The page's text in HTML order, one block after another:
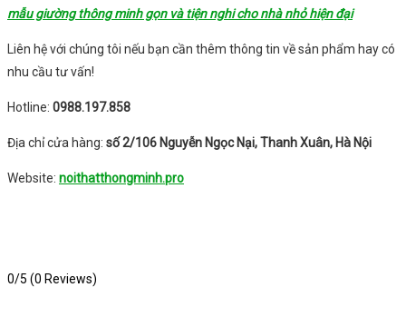
mẫu giường thông minh gọn và tiện nghi cho nhà nhỏ hiện đại
Liên hệ với chúng tôi nếu bạn cần thêm thông tin về sản phẩm hay có
nhu cầu tư vấn!
Hotline: 0988.197.858
Địa chỉ cửa hàng: số 2/106 Nguyễn Ngọc Nại, Thanh Xuân, Hà Nội
Website: noithatthongminh.pro
0/5 (0 Reviews)